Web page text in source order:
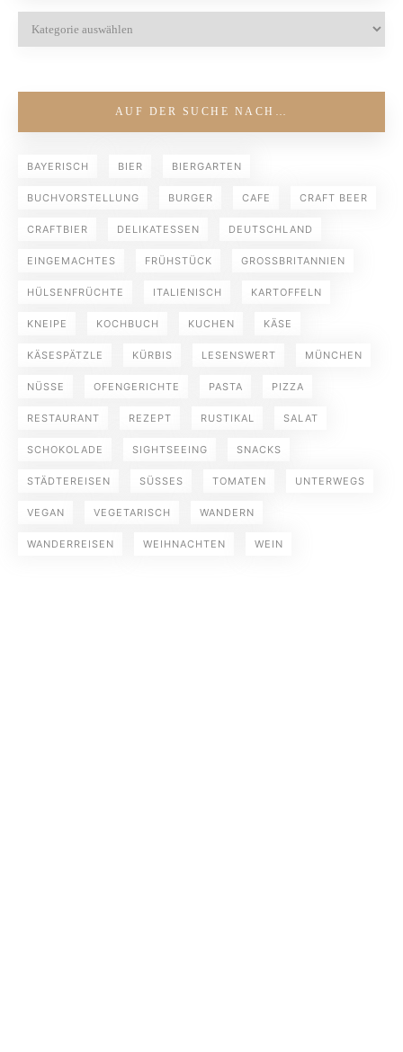
AUF DER SUCHE NACH…
BAYERISCH BIER BIERGARTEN
BUCHVORSTELLUNG BURGER CAFE CRAFT BEER
CRAFTBIER DELIKATESSEN DEUTSCHLAND
EINGEMACHTES FRÜHSTÜCK GROSSBRITANNIEN
HÜLSENFRÜCHTE ITALIENISCH KARTOFFELN
KNEIPE KOCHBUCH KUCHEN KÄSE
KÄSESPÄTZLE KÜRBIS LESENSWERT MÜNCHEN
NÜSSE OFENGERICHTE PASTA PIZZA
RESTAURANT REZEPT RUSTIKAL SALAT
SCHOKOLADE SIGHTSEEING SNACKS
STÄDTEREISEN SÜSSES TOMATEN UNTERWEGS
VEGAN VEGETARISCH WANDERN
WANDERREISEN WEIHNACHTEN WEIN